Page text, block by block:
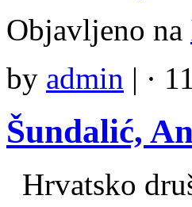
Objavljeno na
by admin | ·
Šundalić,
Hrvatsko